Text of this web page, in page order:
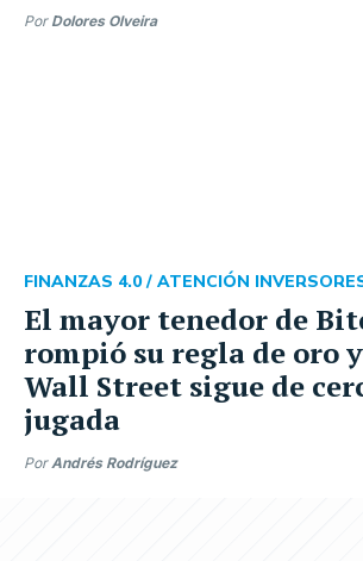
Por Dolores Olveira
El mayor tenedor de
rompió su regla de oro
Wall Street sigue de
jugada
FINANZAS 4.0 / ATENCIÓN
PorAndrés Rodríguez